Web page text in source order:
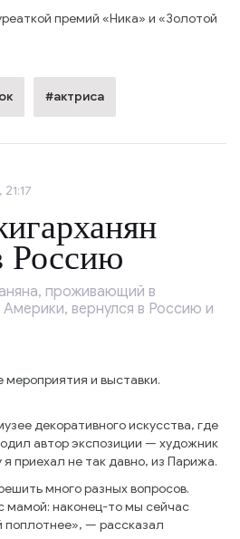
премий «Ника» и «Золотой
#актриса
Россию
проживающий в
вернулся в Россию и
и выставки.
декоративного искусства, где
автор экспозиции — художник
приехал не так давно, из Парижа.
много разных вопросов.
мамой: наконец-то мы сейчас
— рассказал